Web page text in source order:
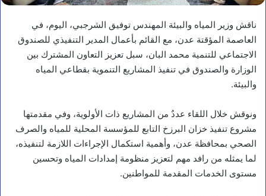
ناقش وزير المياه والبيئة المهندس توفيق الشرجبي، اليوم، في
العاصمة المؤقتة عدن، مع القائم بأعمال المدير التنفيذي للصندوق
الاجتماعي للتنمية محمد البان، سبل تعزيز التعاون المشترك بين
الوزارة والصندوق في تنفيذ المشاريع التنموية بقطاعي المياه
والبيئة.
ونوقش خلال اللقاء عددٌ من المشاريع ذات الأولوية، وفي مقدمتها
مشروع تنفيذ خزان البرزخ التابع للمؤسسة المحلية للمياه والصرف
الصحي بمحافظة عدن، وأهمية استكمال الإجراءات اللازمة لتنفيذه،
لما يمثله من رافد مهم لتعزيز منظومة إمدادات المياه وتحسين
مستوى الخدمات المقدمة للمواطنين.